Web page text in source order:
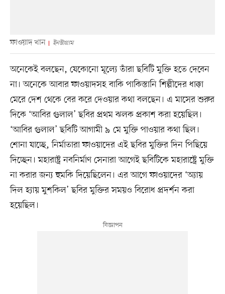
ফাওয়াদ খান ইনস্টাগ্রাম
অনেকেই বলছেন, যেকোনো মূল্যে তাঁরা ছবিটি মুক্তি হতে দেবেন
না। অনেকে আবার ফাওয়াদসহ বাকি পাকিস্তানি শিল্পীদের ধাক্কা
মেরে দেশ থেকে বের করে দেওয়ার কথা বলছেন। এ মাসের শুরুর
দিকে ‘আবির গুলাল’ ছবির প্রথম ঝলক প্রকাশ করা হয়েছিল।
‘আবির গুলাল’ ছবিটি আগামী ৯ মে মুক্তি পাওয়ার কথা ছিল।
শোনা যাচ্ছে, নির্মাতারা ফাওয়াদের এই ছবির মুক্তির দিন পিছিয়ে
দিচ্ছেন। মহারাষ্ট্র নবনির্মাণ সেনারা আগেই ছবিটিকে মহারাষ্ট্রে মুক্তি
না করার জন্য হুমকি দিয়েছিলেন। এর আগে ফাওয়াদের ‘অ্যায়
দিল হ্যায় মুশকিল’ ছবির মুক্তির সময়ও বিরোধ প্রদর্শন করা
হয়েছিল।